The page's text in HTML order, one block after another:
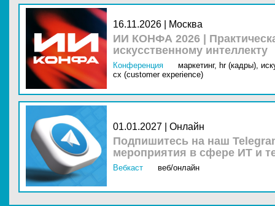
16.11.2026 | Москва
ИИ КОНФА 2026 |
искусственному интеллекту
Конференция маркетинг, hr (кадры),
cx (customer experience)
01.01.2027 | Онлайн
Подпишитесь на наш
мероприятия в сфере ИТ и
Вебкаст веб/онлайн